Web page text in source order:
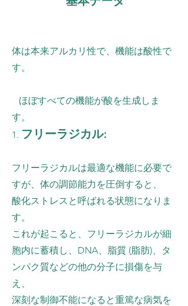
体は本来アルカリ性で、機能は酸性で
す。
ほぼすべての機能が酸を生成しま
す。
1. フリーラジカル:
フリーラジカルは最適な機能に必要で
すが、体の調節能力を圧倒すると、
酸化ストレスと呼ばれる状態になりま
す。
これが起こると、フリーラジカルが細
胞内に蓄積し、DNA、脂質 (脂肪)、タ
ンパク質などの他の分子に損傷を与
え、
深刻な制御不能になると重篤な病気を